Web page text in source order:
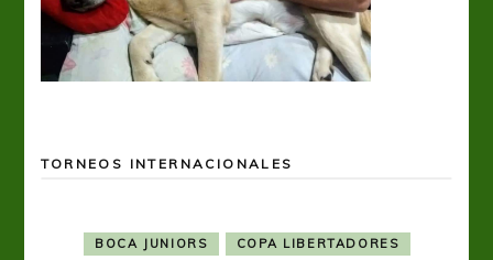
TORNEOS INTERNACIONALES
BOCA JUNIORS COPA LIBERTADORES